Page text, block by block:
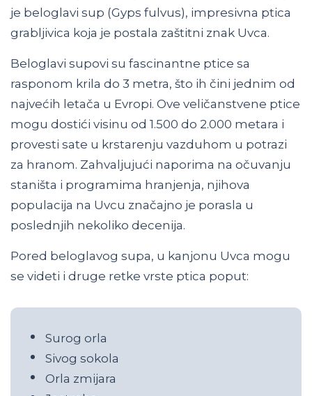
je beloglavi sup (Gyps fulvus), impresivna ptica
grabljivica koja je postala zaštitni znak Uvca.
Beloglavi supovi su fascinantne ptice sa
rasponom krila do 3 metra, što ih čini jednim od
najvećih letača u Evropi. Ove veličanstvene ptice
mogu dostići visinu od 1.500 do 2.000 metara i
provesti sate u krstarenju vazduhom u potrazi
za hranom. Zahvaljujući naporima na očuvanju
staništa i programima hranjenja, njihova
populacija na Uvcu značajno je porasla u
poslednjih nekoliko decenija.
Pored beloglavog supa, u kanjonu Uvca mogu
se videti i druge retke vrste ptica poput:
Surog orla
Sivog sokola
Orla zmijara